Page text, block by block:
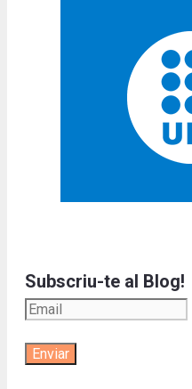
Subscriu-te al Blog!